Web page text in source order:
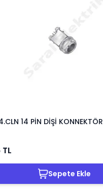
14 PİN DİŞİ KONNEKTÖR
TL
Sepete Ekle